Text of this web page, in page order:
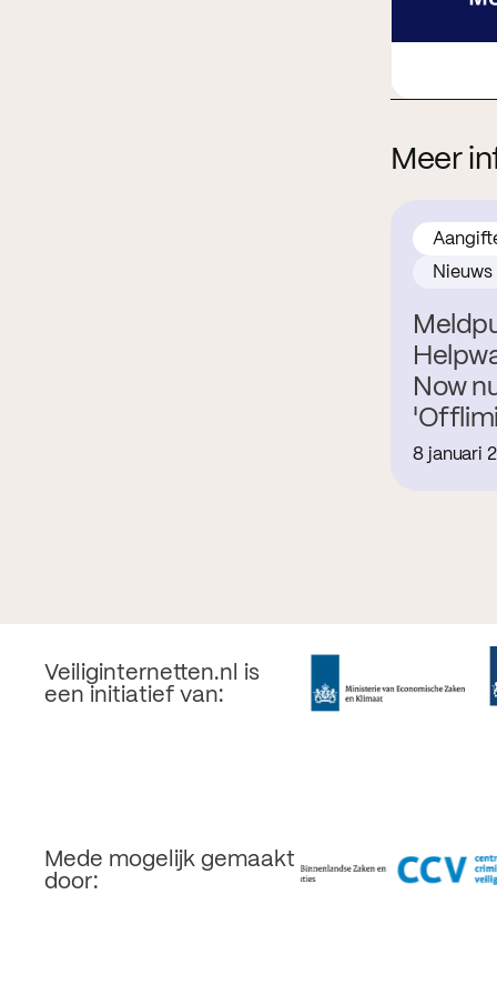
Meer
Now
Nieuws
8 januari
Veiliginternetten.nl is
een initiatief van:
Mede mogelijk gemaakt
door: